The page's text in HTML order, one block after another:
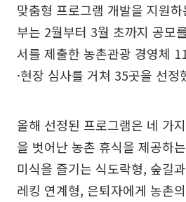
맞춤형 프로그램 개발을 지원
부는 2월부터 3월 초까지 공모
서를 제출한 농촌관광 경영체
·현장 심사를 거쳐 35곳을 선정
올해 선정된 프로그램은 네 가
을 벗어난 농촌 휴식을 제공하
미식을 즐기는 식도락형, 숲길
레킹 연계형, 은퇴자에게 농촌